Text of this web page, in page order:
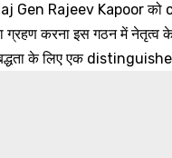
Gen Rajeev Kapoor को
करना इस गठन में नेतृत्व के
के लिए एक